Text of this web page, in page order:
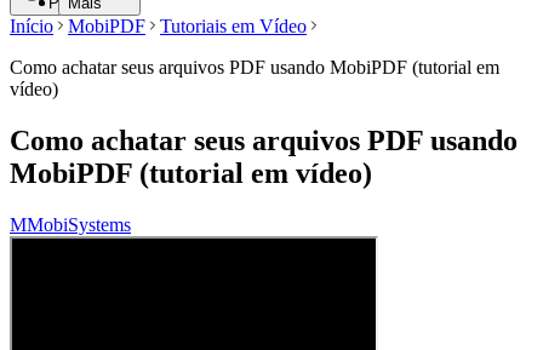
Início MobiPDF
Tutoriais em Vídeo
Como achatar seus arquivos PDF usando MobiPDF (tutorial em
vídeo)
Como achatar seus arquivos PDF usando
MobiPDF (tutorial em vídeo)
MMobiSystems